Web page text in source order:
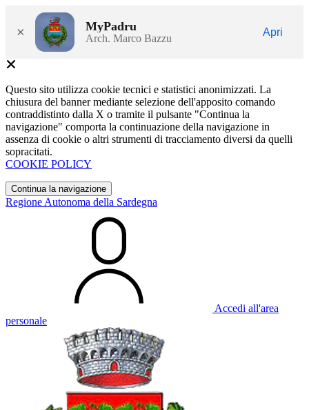
× MyPadru
Arch. Marco Bazzu
Apri
Questo sito utilizza cookie tecnici e statistici anonimizzati. La
chiusura del banner mediante selezione dell'apposito comando
contraddistinto dalla X o tramite il pulsante "Continua la
navigazione" comporta la continuazione della navigazione in
assenza di cookie o altri strumenti di tracciamento diversi da quelli
sopracitati.
COOKIE POLICY
Continua la navigazione
Regione Autonoma della Sardegna
Accedi all'area
personale